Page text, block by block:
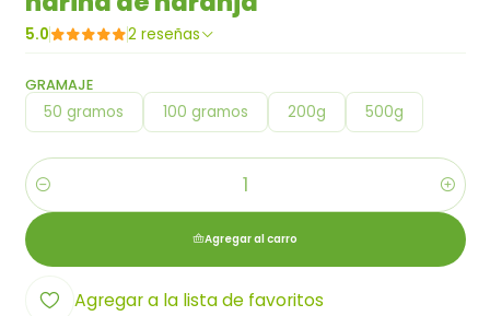
5.0 2 reseñas
GRAMAJE
50 gramos 100 gramos 200g 500g
Cantidad
Agregar al carro
Agregar a la lista de favoritos